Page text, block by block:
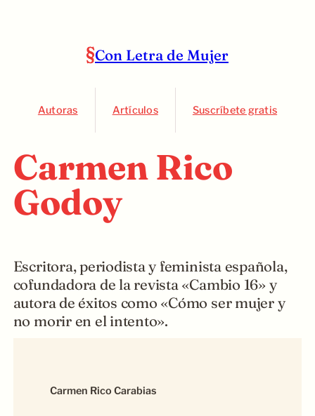
Con Letra de Mujer
Autoras Artículos Suscríbete gratis
Carmen Rico
Godoy
Escritora, periodista y feminista española,
cofundadora de la revista «Cambio 16» y
autora de éxitos como «Cómo ser mujer y
no morir en el intento».
Carmen Rico Carabias